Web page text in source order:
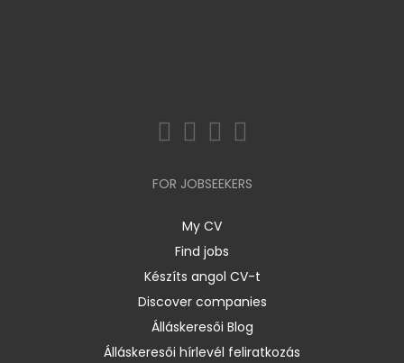
FOR JOBSEEKERS
My CV
Find jobs
Készíts angol CV-t
Discover companies
Álláskeresői Blog
Álláskeresői hírlevél feliratkozás